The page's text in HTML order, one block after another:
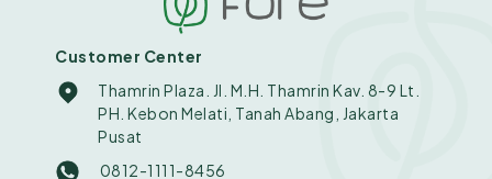
Customer Center
Thamrin Plaza. Jl. M.H. Thamrin Kav. 8-9 Lt.
PH. Kebon Melati, Tanah Abang, Jakarta
Pusat
0812-1111-8456